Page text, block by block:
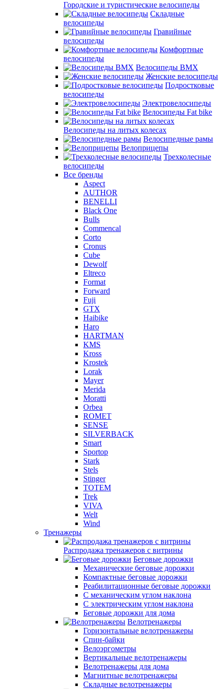
Городские и туристические велосипеды
Складные
велосипеды
Гравийные
велосипеды
Комфортные
велосипеды
Велосипеды BMX
Женские велосипеды
Подростковые
велосипеды
Электровелосипеды
Велосипеды Fat bike
Велосипеды на литых колесах
Велосипедные рамы
Велоприцепы
Трехколесные
велосипеды
Все бренды
Aspect
AUTHOR
BENELLI
Black One
Bulls
Commencal
Corto
Cronus
Cube
Dewolf
Eltreco
Format
Forward
Fuji
GTX
Haibike
Haro
HARTMAN
KMS
Kross
Krostek
Lorak
Mayer
Merida
Moratti
Orbea
ROMET
SENSE
SILVERBACK
Smart
Sportop
Stark
Stels
Stinger
TOTEM
Trek
VIVA
Welt
Wind
Тренажеры
Распродажа тренажеров с витрины
Беговые дорожки
Механические беговые дорожки
Компактные беговые дорожки
Реабилитационные беговые дорожки
С механическим углом наклона
С электрическим углом наклона
Беговые дорожки для дома
Велотренажеры
Горизонтальные велотренажеры
Спин-байки
Велоэргометры
Вертикальные велотренажеры
Велотренажеры для дома
Магнитные велотренажеры
Складные велотренажеры